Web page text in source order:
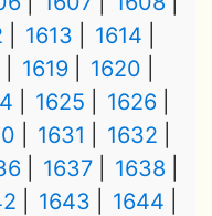
1613
1614
1619
1620
1625
1626
1631
1632
1637
1638
1643
1644